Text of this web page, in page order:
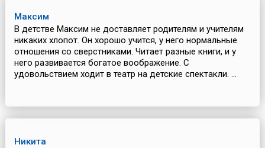
Максим
В детстве Максим не доставляет родителям и учителям
никаких хлопот. Он хорошо учится, у него нормальные
отношения со сверстниками. Читает разные книги, и у
него развивается богатое воображение. С
удовольствием ходит в театр на детские спектакли. ...
Никита